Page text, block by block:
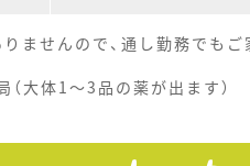
ませんので、通し勤務でも
大体1～3品の薬が出ます）